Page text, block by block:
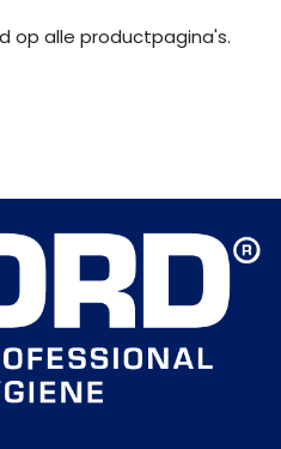
op alle productpagina's.